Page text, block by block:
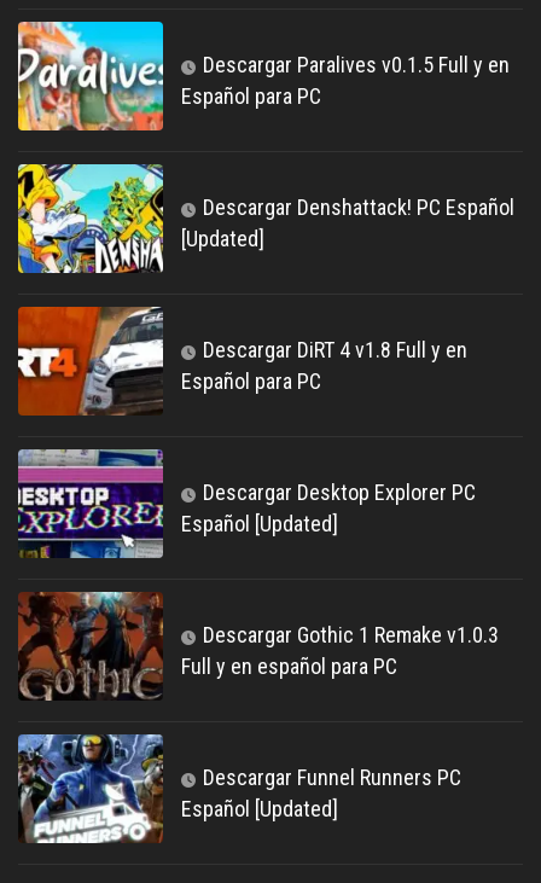
Descargar Paralives v0.1.5 Full y en
Español para PC
Descargar Denshattack! PC Español
[Updated]
Descargar DiRT 4 v1.8 Full y en
Español para PC
Descargar Desktop Explorer PC
Español [Updated]
Descargar Gothic 1 Remake v1.0.3
Full y en español para PC
Descargar Funnel Runners PC
Español [Updated]